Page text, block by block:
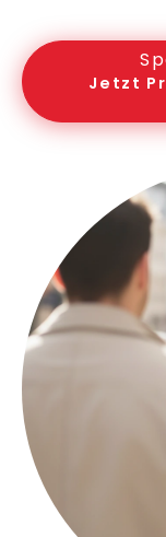
Jetzt